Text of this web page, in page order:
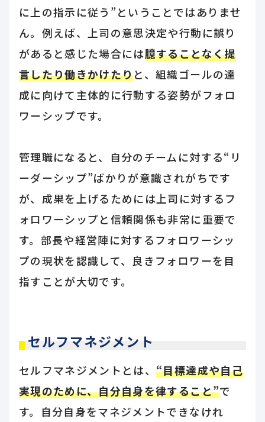
に上の指示に従う”ということではありませ
ん。例えば、上司の意思決定や行動に誤り
があると感じた場合には臆することなく提
言したり働きかけたりと、組織ゴールの達
成に向けて主体的に行動する姿勢がフォロ
ワーシップです。
管理職になると、自分のチームに対する“リ
ーダーシップ”ばかりが意識されがちです
が、成果を上げるためには上司に対するフ
ォロワーシップと信頼関係も非常に重要で
す。部長や経営陣に対するフォロワーシッ
プの現状を認識して、良きフォロワーを目
指すことが大切です。
セルフマネジメント
セルフマネジメントとは、“目標達成や自己
実現のために、自分自身を律すること”で
す。自分自身をマネジメントできなけれ